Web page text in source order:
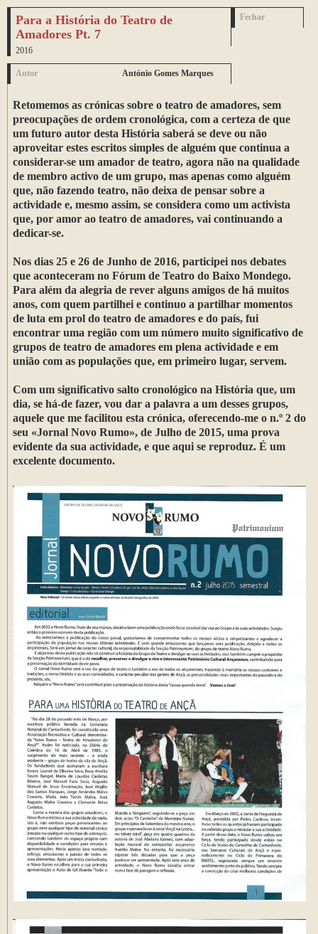
Para a História do Teatro de
Amadores Pt. 7
2016
Fechar
Autor António Gomes Marques
Retomemos as crónicas sobre o teatro de amadores, sem
preocupações de ordem cronológica, com a certeza de que
um futuro autor desta História saberá se deve ou não
aproveitar estes escritos simples de alguém que continua a
considerar-se um amador de teatro, agora não na qualidade
de membro activo de um grupo, mas apenas como alguém
que, não fazendo teatro, não deixa de pensar sobre a
actividade e, mesmo assim, se considera como um activista
que, por amor ao teatro de amadores, vai continuando a
dedicar-se.
Nos dias 25 e 26 de Junho de 2016, participei nos debates
que aconteceram no Fórum de Teatro do Baixo Mondego.
Para além da alegria de rever alguns amigos de há muitos
anos, com quem partilhei e continuo a partilhar momentos
de luta em prol do teatro de amadores e do país, fui
encontrar uma região com um número muito significativo de
grupos de teatro de amadores em plena actividade e em
união com as populações que, em primeiro lugar, servem.
Com um significativo salto cronológico na História que, um
dia, se há-de fazer, vou dar a palavra a um desses grupos,
aquele que me facilitou esta crónica, oferecendo-me o n.º 2 do
seu «Jornal Novo Rumo», de Julho de 2015, uma prova
evidente da sua actividade, e que aqui se reproduz. É um
excelente documento.